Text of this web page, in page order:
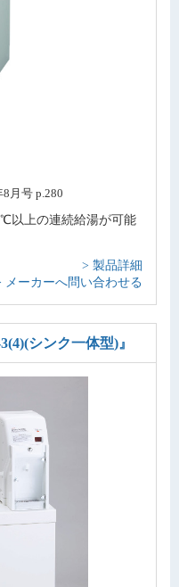
月号 p.280
以上の連続給湯が可能
> 製品詳細
メーカーへ問い合わせる
シンク一体型)』